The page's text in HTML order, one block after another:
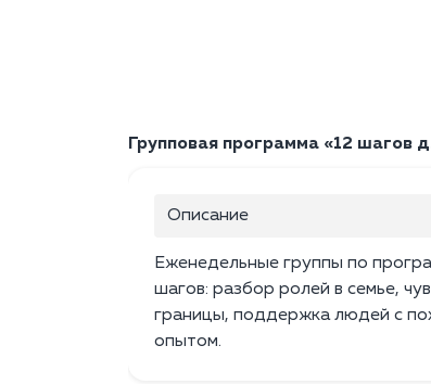
Групповая программа «12 шагов
Описание
Еженедельные группы по
шагов: разбор ролей в семье,
границы, поддержка людей с
опытом.